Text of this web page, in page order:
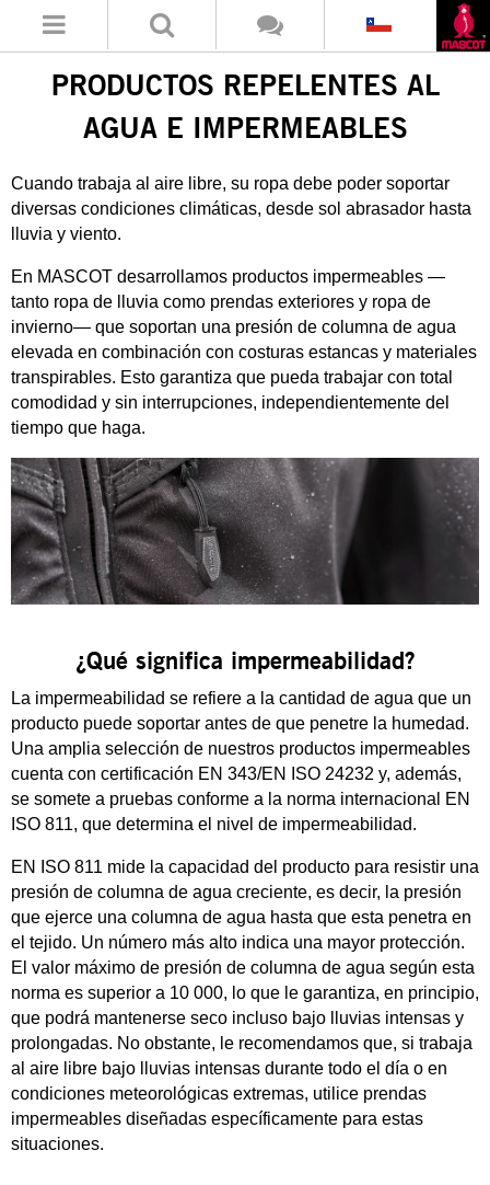
PRODUCTOS REPELENTES AL
AGUA E IMPERMEABLES
Cuando trabaja al aire libre, su ropa debe poder soportar
diversas condiciones climáticas, desde sol abrasador hasta
lluvia y viento.
En MASCOT desarrollamos productos impermeables —
tanto ropa de lluvia como prendas exteriores y ropa de
invierno— que soportan una presión de columna de agua
elevada en combinación con costuras estancas y materiales
transpirables. Esto garantiza que pueda trabajar con total
comodidad y sin interrupciones, independientemente del
tiempo que haga.
¿Qué significa impermeabilidad?
La impermeabilidad se refiere a la cantidad de agua que un
producto puede soportar antes de que penetre la humedad.
Una amplia selección de nuestros productos impermeables
cuenta con certificación EN 343/EN ISO 24232 y, además,
se somete a pruebas conforme a la norma internacional EN
ISO 811, que determina el nivel de impermeabilidad.
EN ISO 811 mide la capacidad del producto para resistir una
presión de columna de agua creciente, es decir, la presión
que ejerce una columna de agua hasta que esta penetra en
el tejido. Un número más alto indica una mayor protección.
El valor máximo de presión de columna de agua según esta
norma es superior a 10 000, lo que le garantiza, en principio,
que podrá mantenerse seco incluso bajo lluvias intensas y
prolongadas. No obstante, le recomendamos que, si trabaja
al aire libre bajo lluvias intensas durante todo el día o en
condiciones meteorológicas extremas, utilice prendas
impermeables diseñadas específicamente para estas
situaciones.